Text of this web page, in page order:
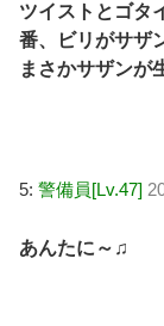
ツイストとゴタ
番、ビリがサザ
まさかサザンが
5: 警備員[Lv.47]
あんたに～♫